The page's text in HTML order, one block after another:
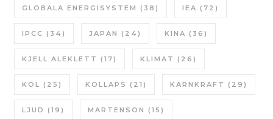
GLOBALA ENERGISYSTEM (38) IEA (72)
IPCC (34) JAPAN (24) KINA (36)
KJELL ALEKLETT (17) KLIMAT (26)
KOL (25) KOLLAPS (21) KÄRNKRAFT (29)
LJUD (19) MARTENSON (15)